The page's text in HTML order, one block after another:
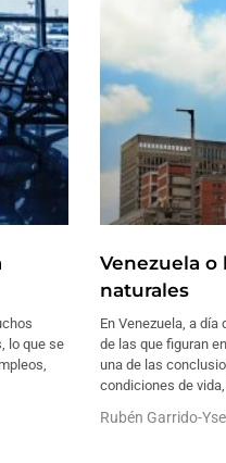
lo que se
Venezuela o
naturales
En Venezuela, a
de las que figuran
una de las
condiciones de
Rubén Garrido-